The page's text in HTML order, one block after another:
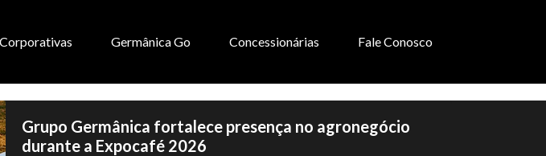
Germânica Go Concessionárias Fale Conosco
Grupo Germânica fortalece presença no agronegócio
durante a Expocafé 2026